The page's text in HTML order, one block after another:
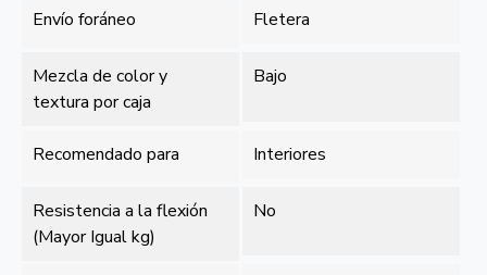
Envío foráneo Fletera
Mezcla de color y
textura por caja
Bajo
Recomendado para Interiores
Resistencia a la flexión
(Mayor Igual kg)
No